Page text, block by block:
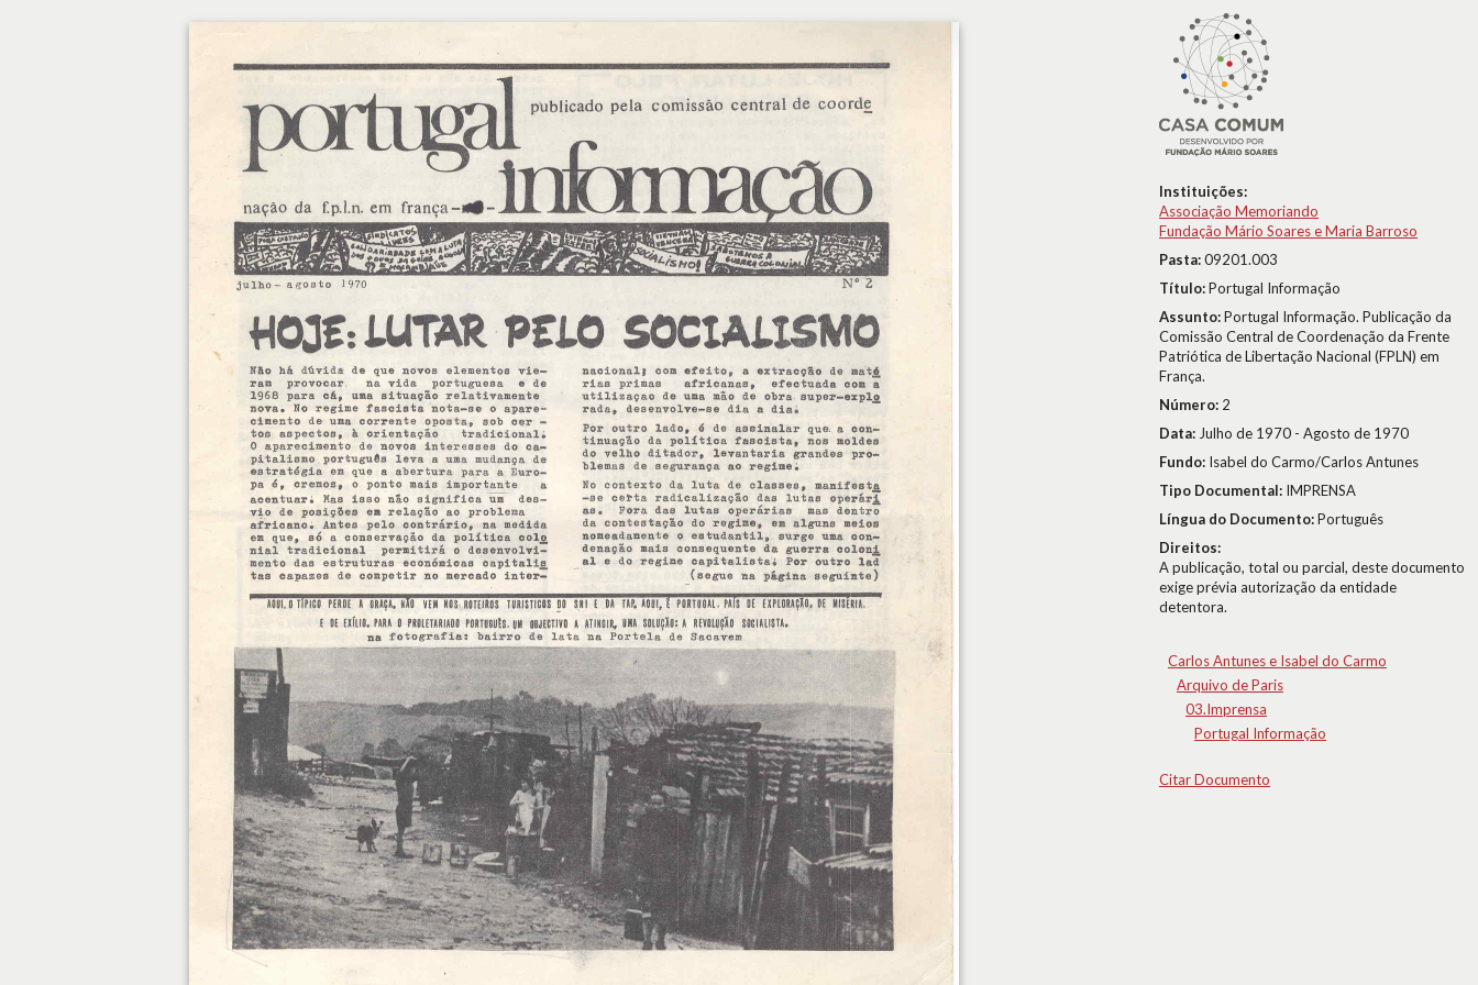
Instituições:
Associação Memoriando
Fundação Mário Soares e Maria Barroso
Pasta:09201.003
Título:Portugal Informação
Assunto:Portugal Informação. Publicação da
Comissão Central de Coordenação da Frente
Patriótica de Libertação Nacional (FPLN) em
França.
Número: 2
Data: Julho de 1970 - Agosto de 1970
Fundo: Isabel do Carmo/Carlos Antunes
Tipo Documental: IMPRENSA
Língua do Documento:Português
Direitos:
A publicação, total ou parcial, deste documento
exige prévia autorização da entidade
detentora.
Carlos Antunes e Isabel do Carmo
Arquivo de Paris
03.Imprensa
Portugal Informação
Citar Documento